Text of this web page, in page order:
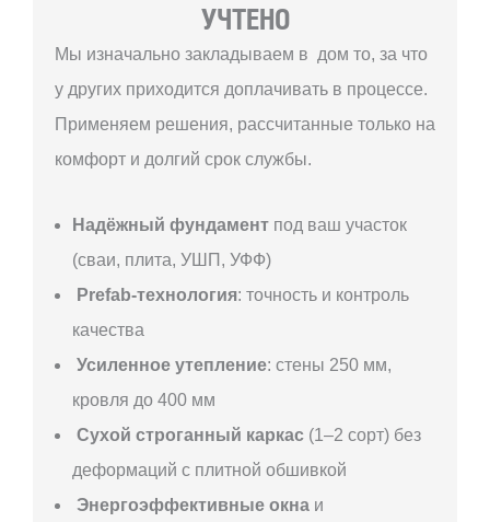
УЧТЕНО
Мы изначально закладываем в дом то, за что
у других приходится доплачивать в процессе.
Применяем решения, рассчитанные только на
комфорт и долгий срок службы.
Надёжный фундамент под ваш участок
(сваи, плита, УШП, УФФ)
Prefab-технология: точность и контроль
качества
Усиленное утепление: стены 250 мм,
кровля до 400 мм
Сухой строганный каркас (1–2 сорт) без
деформаций с плитной обшивкой
Энергоэффективные окна и